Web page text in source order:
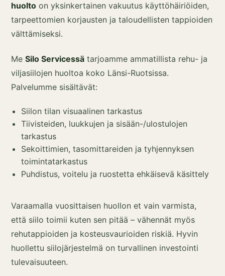
huolto on yksinkertainen vakuutus käyttöhäiriöiden,
tarpeettomien korjausten ja taloudellisten tappioiden
välttämiseksi.
MeSilo Servicessä tarjoamme ammatillista rehu- ja
viljasiilojen huoltoa koko Länsi-Ruotsissa.
Palvelumme sisältävät:
Siilon tilan visuaalinen tarkastus
Tiivisteiden, luukkujen ja sisään-/ulostulojen
tarkastus
Sekoittimien, tasomittareiden ja tyhjennyksen
toimintatarkastus
Puhdistus, voitelu ja ruostetta ehkäisevä käsittely
Varaamalla vuosittaisen huollon et vain varmista,
että siilo toimii kuten sen pitää – vähennät myös
rehutappioiden ja kosteusvaurioiden riskiä. Hyvin
huollettu siilojärjestelmä on turvallinen investointi
tulevaisuuteen.